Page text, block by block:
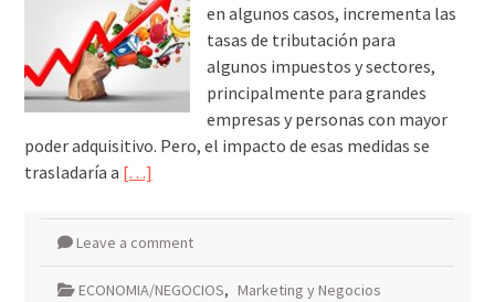
en algunos casos, incrementa las
tasas de tributación para
algunos impuestos y sectores,
principalmente para grandes
empresas y personas con mayor
poder adquisitivo. Pero, el impacto de esas medidas se
trasladaría a […]
Leave a comment
ECONOMIA/NEGOCIOS, Marketing y Negocios